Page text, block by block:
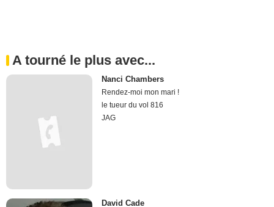
A tourné le plus avec...
Nanci Chambers
Rendez-moi mon mari !
le tueur du vol 816
JAG
David Cade